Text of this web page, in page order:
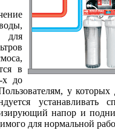
для
в
х до
у которых
устанавливать
напор и
для нормальной